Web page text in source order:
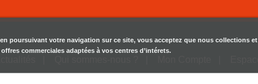
poursuivant votre navigation sur ce site, vous acceptez que nous collections et
commerciales adaptées à vos centres d’intérets.